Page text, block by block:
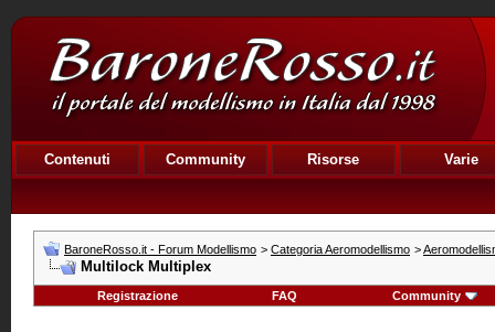
Contenuti Community Risorse Varie
BaroneRosso.it - Forum Modellismo > Categoria Aeromodellismo >
Multilock Multiplex
Registrazione FAQ Community